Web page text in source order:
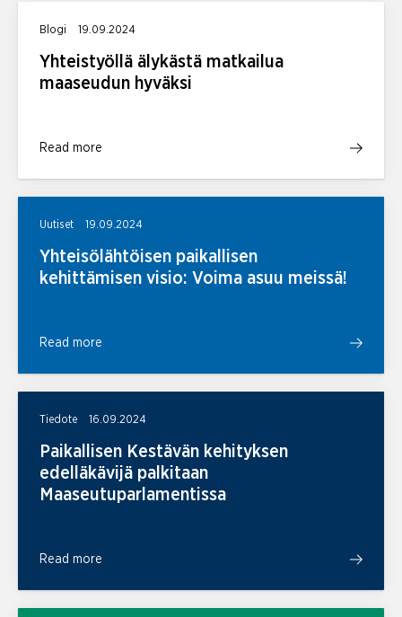
Blogi 19.09.2024
Yhteistyöllä älykästä matkailua
maaseudun hyväksi
Read more
Uutiset 19.09.2024
Yhteisölähtöisen paikallisen
kehittämisen visio: Voima asuu meissä!
Read more
Tiedote 16.09.2024
Paikallisen Kestävän kehityksen
edelläkävijä palkitaan
Maaseutuparlamentissa
Read more